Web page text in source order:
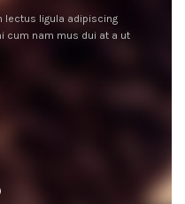
lectus ligula adipiscing
cum nam mus dui at a ut